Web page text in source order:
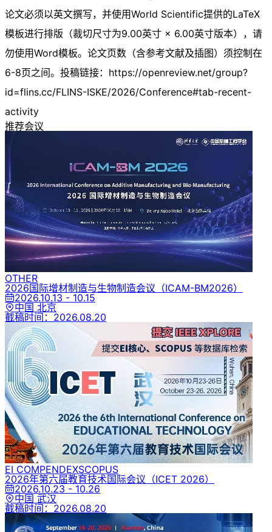
论文必须以英文撰写，并使用World Scientific提供的LaTeX
模板进行排版（裁切尺寸为9.00英寸 × 6.00英寸版本），请
勿使用Word模板。论文页数（含参考文献及插图）须控制在
6-8页之间。投稿链接：https://openreview.net/group?
id=flins.cc/FLINS-ISKE/2026/Conference#tab-recent-
activity
推荐会议
OTHER
2026国际增材制造与生物制造会议 （ICAM-BM2026）
2026.10.13 - 10.15
中国 北京
截稿时间： 2026.08.20
EI COMPENDEXSCOPUS
2026年第六届教育技术国际会议 （ICET 2026）
2026.10.23 - 10.26
中国 武汉
截稿时间： 2026.08.20